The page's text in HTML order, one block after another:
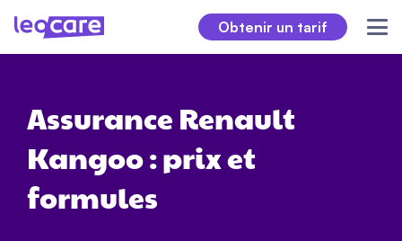
Obtenir un tarif
Assurance Renault
Kangoo : prix et
formules